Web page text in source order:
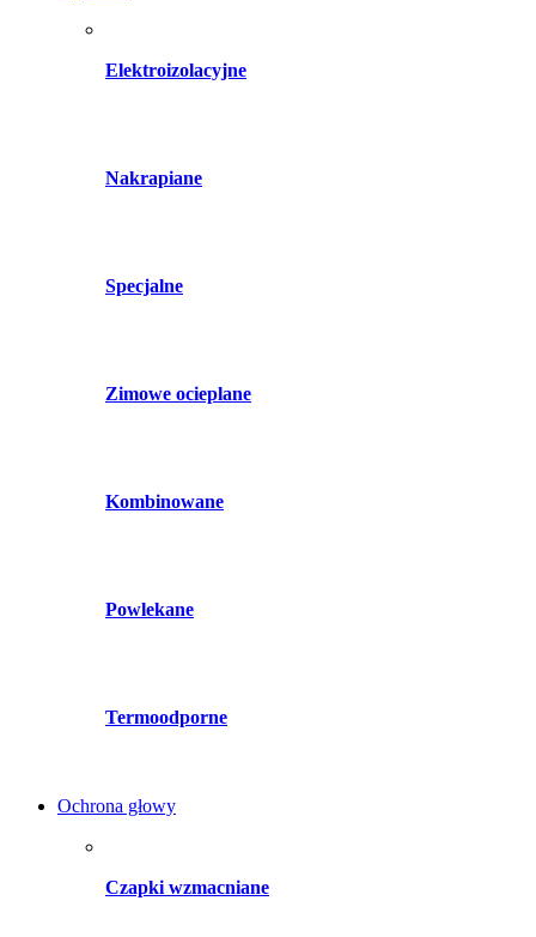
Elektroizolacyjne
Nakrapiane
Specjalne
Zimowe ocieplane
Kombinowane
Powlekane
Termoodporne
Ochrona głowy
Czapki wzmacniane